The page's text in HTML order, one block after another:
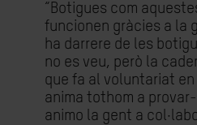
“Botigues com
funcionen gràcies a la
ha darrere de les
no es veu, però la
que fa al voluntariat en
anima tothom a
animo la gent a